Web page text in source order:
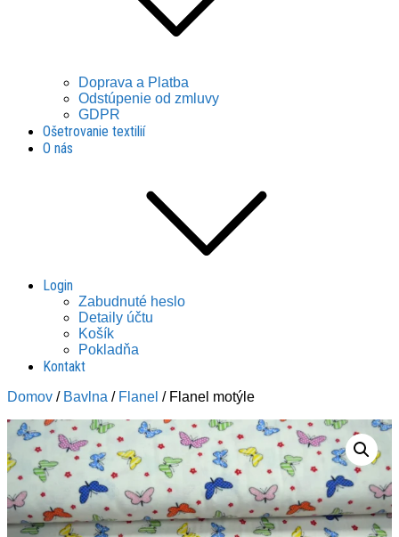
Doprava a Platba
Odstúpenie od zmluvy
GDPR
Ošetrovanie textilií
O nás
Login
Zabudnuté heslo
Detaily účtu
Košík
Pokladňa
Kontakt
Domov / Bavlna / Flanel / Flanel motýle